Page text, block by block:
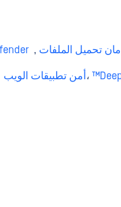
أمان تحميل الملفات ,
، أمن تطبيقات الويب